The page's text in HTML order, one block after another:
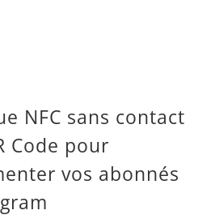
NFC sans contact
Code pour
vos abonnés